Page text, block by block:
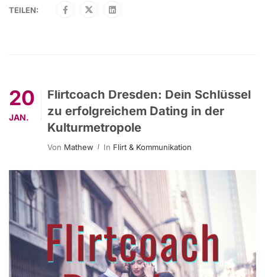
TEILEN:
20
JAN.
Flirtcoach Dresden: Dein Schlüssel
zu erfolgreichem Dating in der
Kulturmetropole
Von Mathew In Flirt & Kommunikation